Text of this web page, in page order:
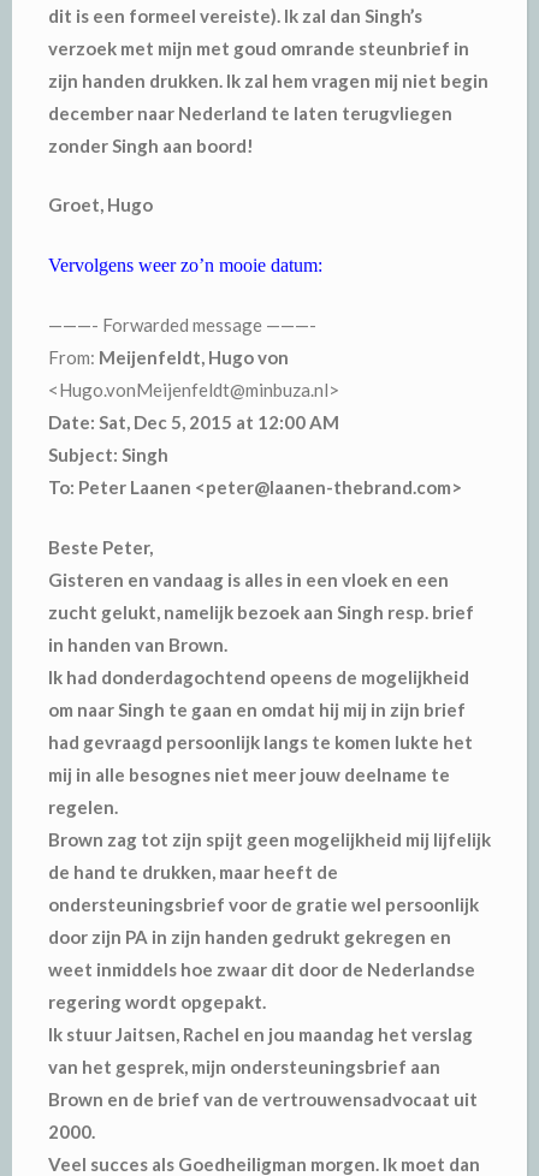
dit is een formeel vereiste). Ik zal dan Singh’s
verzoek met mijn met goud omrande steunbrief in
zijn handen drukken. Ik zal hem vragen mij niet begin
december naar Nederland te laten terugvliegen
zonder Singh aan boord!
Groet, Hugo
Vervolgens weer zo’n mooie datum:
———- Forwarded message ———-
From: Meijenfeldt, Hugo von
<Hugo.vonMeijenfeldt@minbuza.nl>
Date: Sat, Dec 5, 2015 at 12:00 AM
Subject: Singh
To: Peter Laanen <peter@laanen-thebrand.com>
Beste Peter,
Gisteren en vandaag is alles in een vloek en een
zucht gelukt, namelijk bezoek aan Singh resp. brief
in handen van Brown.
Ik had donderdagochtend opeens de mogelijkheid
om naar Singh te gaan en omdat hij mij in zijn brief
had gevraagd persoonlijk langs te komen lukte het
mij in alle besognes niet meer jouw deelname te
regelen.
Brown zag tot zijn spijt geen mogelijkheid mij lijfelijk
de hand te drukken, maar heeft de
ondersteuningsbrief voor de gratie wel persoonlijk
door zijn PA in zijn handen gedrukt gekregen en
weet inmiddels hoe zwaar dit door de Nederlandse
regering wordt opgepakt.
Ik stuur Jaitsen, Rachel en jou maandag het verslag
van het gesprek, mijn ondersteuningsbrief aan
Brown en de brief van de vertrouwensadvocaat uit
2000.
Veel succes als Goedheiligman morgen. Ik moet dan